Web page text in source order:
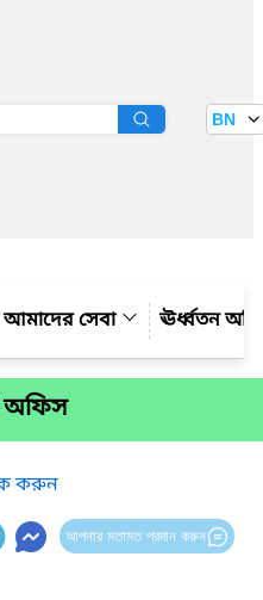
বাতায়ন BN
আমাদের সেবা ঊর্ধ্বতন
অফিস
করুন
আপনার মতামত প্রদান করুন